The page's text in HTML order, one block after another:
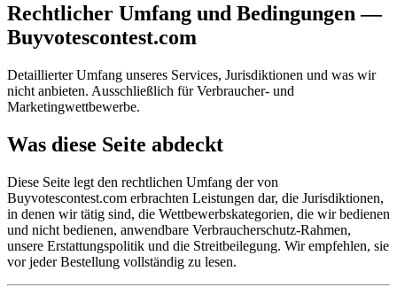
Rechtlicher Umfang und Bedingungen —
Buyvotescontest.com
Detaillierter Umfang unseres Services, Jurisdiktionen und was wir
nicht anbieten. Ausschließlich für Verbraucher- und
Marketingwettbewerbe.
Was diese Seite abdeckt
Diese Seite legt den rechtlichen Umfang der von
Buyvotescontest.com erbrachten Leistungen dar, die Jurisdiktionen,
in denen wir tätig sind, die Wettbewerbskategorien, die wir bedienen
und nicht bedienen, anwendbare Verbraucherschutz-Rahmen,
unsere Erstattungspolitik und die Streitbeilegung. Wir empfehlen, sie
vor jeder Bestellung vollständig zu lesen.